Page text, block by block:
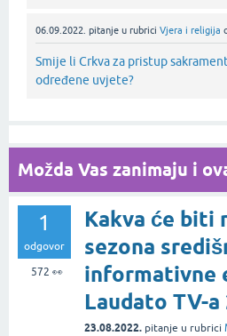
06.09.2022. pitanje u rubrici Vjera i religija
Smije li Crkva za pristup
određene uvjete?
Možda Vas zanimaju i
1
odgovor
572 👀
Kakva će biti
sezona
informativne
Laudato TV-a
23.08.2022. pitanje u rubrici